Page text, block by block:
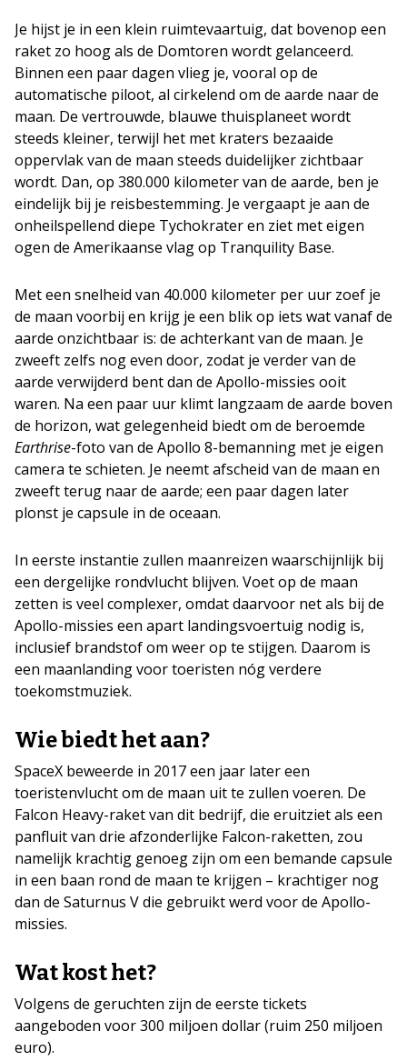
Je hijst je in een klein ruimtevaartuig, dat bovenop een
raket zo hoog als de Domtoren wordt gelanceerd.
Binnen een paar dagen vlieg je, vooral op de
automatische piloot, al cirkelend om de aarde naar de
maan. De vertrouwde, blauwe thuisplaneet wordt
steeds kleiner, terwijl het met kraters bezaaide
oppervlak van de maan steeds duidelijker zichtbaar
wordt. Dan, op 380.000 kilometer van de aarde, ben je
eindelijk bij je reisbestemming. Je vergaapt je aan de
onheilspellend diepe Tychokrater en ziet met eigen
ogen de Amerikaanse vlag op Tranquility Base.
Met een snelheid van 40.000 kilometer per uur zoef je
de maan voorbij en krijg je een blik op iets wat vanaf de
aarde onzichtbaar is: de achterkant van de maan. Je
zweeft zelfs nog even door, zodat je verder van de
aarde verwijderd bent dan de Apollo-missies ooit
waren. Na een paar uur klimt langzaam de aarde boven
de horizon, wat gelegenheid biedt om de beroemde
Earthrise-foto van de Apollo 8-bemanning met je eigen
camera te schieten. Je neemt afscheid van de maan en
zweeft terug naar de aarde; een paar dagen later
plonst je capsule in de oceaan.
In eerste instantie zullen maanreizen waarschijnlijk bij
een dergelijke rondvlucht blijven. Voet op de maan
zetten is veel complexer, omdat daarvoor net als bij de
Apollo-missies een apart landingsvoertuig nodig is,
inclusief brandstof om weer op te stijgen. Daarom is
een maanlanding voor toeristen nóg verdere
toekomstmuziek.
Wie biedt het aan?
SpaceX beweerde in 2017 een jaar later een
toeristenvlucht om de maan uit te zullen voeren. De
Falcon Heavy-raket van dit bedrijf, die eruitziet als een
panfluit van drie afzonderlijke Falcon-raketten, zou
namelijk krachtig genoeg zijn om een bemande capsule
in een baan rond de maan te krijgen – krachtiger nog
dan de Saturnus V die gebruikt werd voor de Apollo-
missies.
Wat kost het?
Volgens de geruchten zijn de eerste tickets
aangeboden voor 300 miljoen dollar (ruim 250 miljoen
euro).